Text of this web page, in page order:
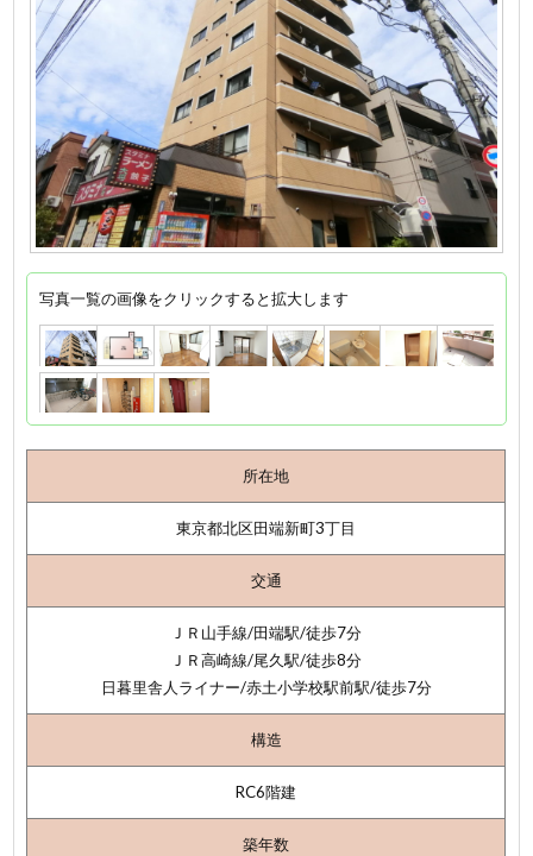
写真一覧の画像をクリックすると拡大します
所在地
東京都北区田端新町3丁目
交通
ＪＲ山手線/田端駅/徒歩7分
ＪＲ高崎線/尾久駅/徒歩8分
日暮里舎人ライナー/赤土小学校駅前駅/徒歩7分
構造
RC6階建
築年数